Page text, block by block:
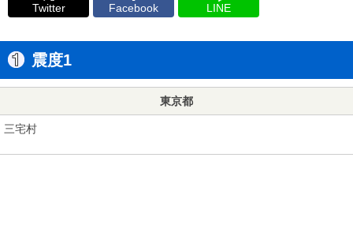
Twitter Facebook LINE
震度1
東京都
三宅村